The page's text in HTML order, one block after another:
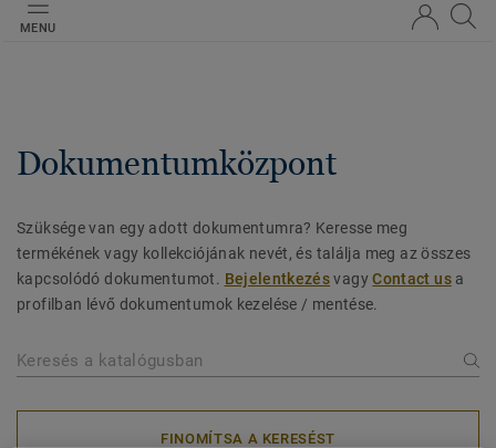
MENU
Dokumentumközpont
Szüksége van egy adott dokumentumra? Keresse meg
termékének vagy kollekciójának nevét, és találja meg az összes
kapcsolódó dokumentumot. BejelentkezésvagyContact usa
profilban lévő dokumentumok kezelése / mentése.
FINOMÍTSA A KERESÉST